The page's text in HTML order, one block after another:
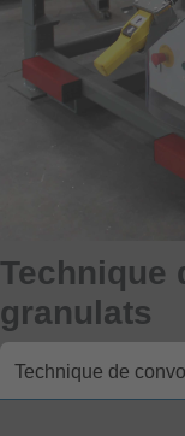
Technique
granulats
Technique de